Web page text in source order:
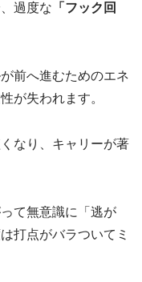
過度な 「フック回
前へ進むためのエネ
が失われます。
なり、キャリーが著
て無意識に「逃が
打点がバラついてミ